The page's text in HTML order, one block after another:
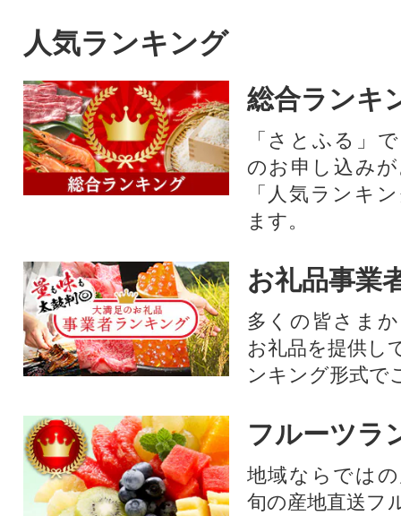
人気ランキング
総合ランキ
「さとふる」
のお申し込み
「人気ランキ
ます。
お礼品事業
多くの皆さま
お礼品を提供し
ンキング形式で
フルーツラ
地域ならでは
旬の産地直送フ